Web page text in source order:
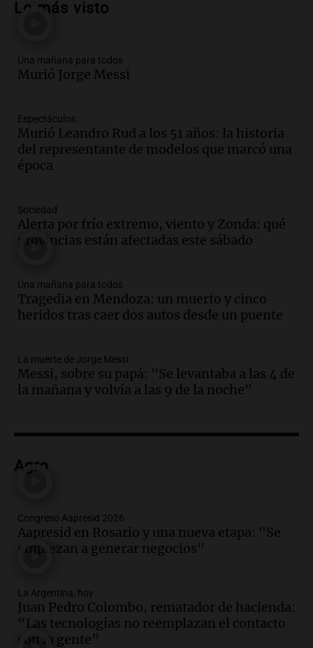
vehículos desde un puente
Audio.Tragedia en Mendoza: un muerto
y cinco heridos tras caer dos autos desde
Episodios
Audio.Messi llegará esta noche a
Rosario para acompañar a su familia
Episodios
Audio. Ley de Propiedad Privada: el revés
en el Congreso expuso una debilidad
Una mañana para todos
Episodios
Audio.Casabindo se prepara para una
Una mañana para todos
Episodios
Audio.Borges, abogada de Pourrain:
hacerle preguntas y nunca regresó"
Episodios
800 kilos de basura por jornada
Una mañana para todos
Episodios
contrato de Leo con Barcelona
Una mañana para todos
Episodios
Lo más visto
Una mañana para todos
Murió Jorge Messi
Espectáculos
Murió Leandro Rud a los 51 años: la historia
del representante de modelos que marcó una
época
Sociedad
Alerta por frío extremo, viento y Zonda: qué
provincias están afectadas este sábado
Una mañana para todos
Tragedia en Mendoza: un muerto y cinco
heridos tras caer dos autos desde un puente
La muerte de Jorge Messi
Messi, sobre su papá: "Se levantaba a las 4 de
la mañana y volvía a las 9 de la noche"
Agro
Congreso Aapresid 2026
Aapresid en Rosario y una nueva etapa: "Se
empiezan a generar negocios"
La Argentina, hoy
Juan Pedro Colombo, rematador de hacienda:
“Las tecnologías no reemplazan el contacto
con la gente”